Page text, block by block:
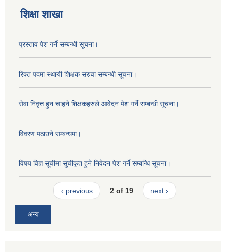
शिक्षा शाखा
प्रस्ताव पेश गर्ने सम्बन्धी सूचना।
रिक्त पदमा स्थायी शिक्षक सरुवा सम्बन्धी सूचना।
सेवा निवृत्त हुन चाहने शिक्षकहरुले आवेदन पेश गर्ने सम्बन्धी सूचना।
विवरण पठाउने सम्बन्धमा।
विषय विज्ञ सूचीमा सुचीकृत हुने निवेदन पेश गर्ने सम्बन्धि सूचना।
‹ previous 2 of 19 next ›
अन्य